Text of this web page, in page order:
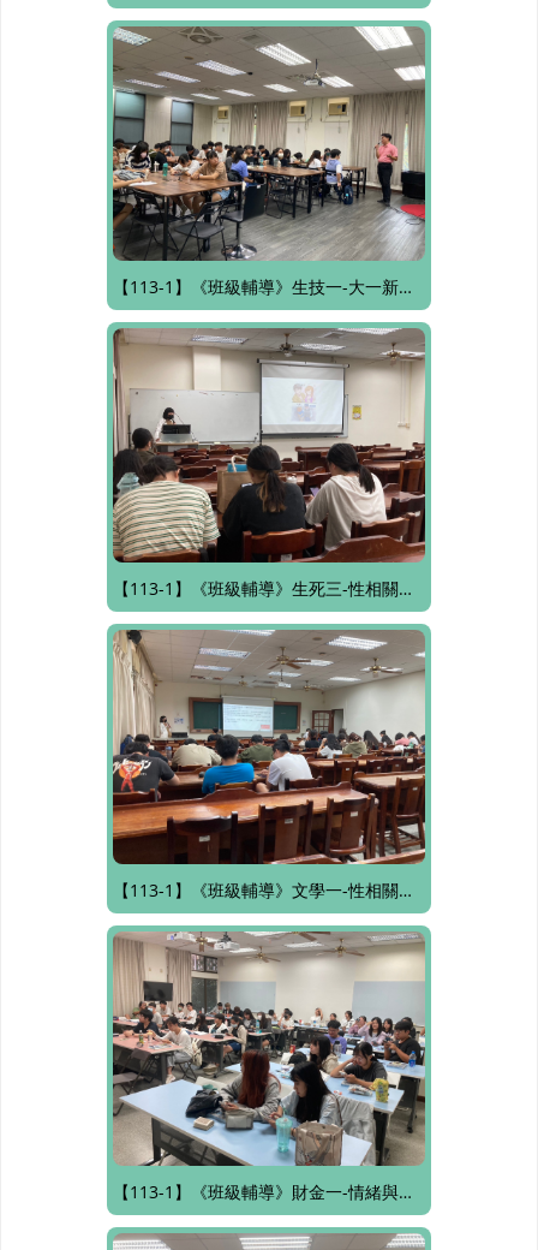
【113-1】《班級輔導》生技一-大一新生生活適應
【113-1】《班級輔導》生死三-性相關法律知能：性騷擾、性霸凌、性侵害的法律知能
【113-1】《班級輔導》文學一-性相關法律知能：性騷擾、性霸凌、性侵害的法律知能
【113-1】《班級輔導》財金一-情緒與壓力調適